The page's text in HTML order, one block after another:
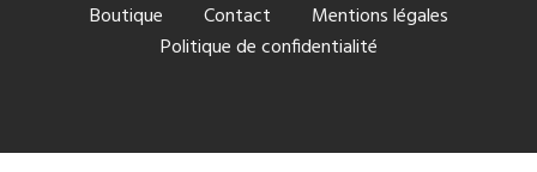
Boutique Contact
Mentions légales
Politique de confidentialité